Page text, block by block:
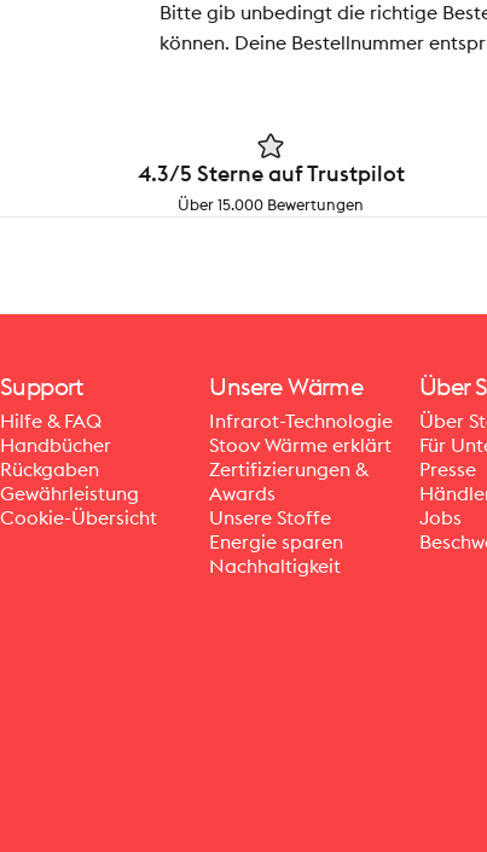
Bitte gib unbedingt die richtige
können. Deine Bestellnummer
4.3/5 Sterne auf Trustpilot
Über 15.000 Bewertungen
Support
Hilfe & FAQ
Handbücher
Rückgaben
Gewährleistung
Cookie-Übersicht
Unsere Wärme
Infrarot-Technologie
Stoov Wärme erklärt
Zertifizierungen &
Awards
Unsere Stoffe
Energie sparen
Nachhaltigkeit
Über
Über
Für
Presse
Jobs